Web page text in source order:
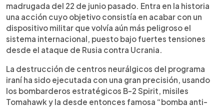
madrugada del 22 de junio pasado. Entra en la historia
una acción cuyo objetivo consistía en acabar con un
dispositivo militar que volvía aún más peligroso el
sistema internacional, puesto bajo fuertes tensiones
desde el ataque de Rusia contra Ucrania.
La destrucción de centros neurálgicos del programa
iraní ha sido ejecutada con una gran precisión, usando
los bombarderos estratégicos B-2 Spirit, misiles
Tomahawk y la desde entonces famosa “bomba anti-